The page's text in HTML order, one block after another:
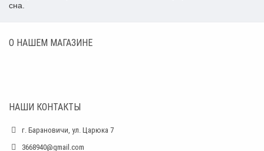
сна.
О НАШЕМ МАГАЗИНЕ
НАШИ КОНТАКТЫ
г. Барановичи, ул. Царюка 7
3668940@gmail.com